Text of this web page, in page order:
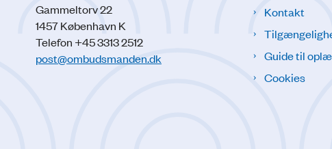
Gammeltorv 22
1457 København K
Telefon +45 3313 2512
post@ombudsmanden.dk
Kontakt
Guide til
Cookies